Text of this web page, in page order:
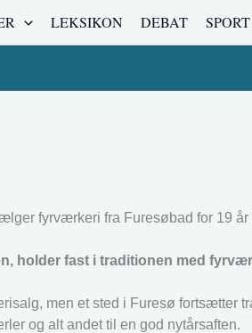
LEKSIKON DEBAT SPORT
fyrværkeri fra Furesøbad for 19
holder fast i traditionen med
men et sted i Furesø fortsætter
og alt andet til en god nytårsaften.